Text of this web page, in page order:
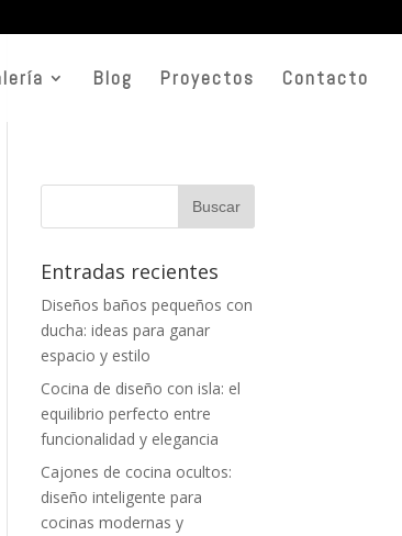
Blog Proyectos Contacto
Entradas recientes
Diseños baños pequeños con
ducha: ideas para ganar
espacio y estilo
Cocina de diseño con isla: el
equilibrio perfecto entre
funcionalidad y elegancia
Cajones de cocina ocultos:
diseño inteligente para
cocinas modernas y